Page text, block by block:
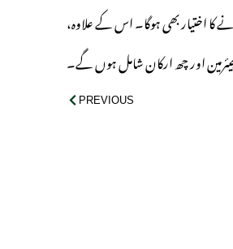
کا اختیار بھی ہوگا۔ اس کے علاوہ،
اور چھ ارکان شامل ہوں گے۔
PREVIOUS